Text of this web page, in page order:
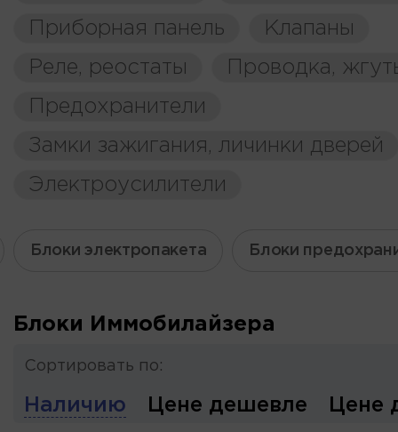
Приборная панель
Клапаны
Реле, реостаты
Проводка,
Предохранители
Замки зажигания, личинки дверей
Электроусилители
Блоки электропакета Блоки
Блоки Иммобилайзера
Сортировать по:
Наличию Цене дешевле Цене